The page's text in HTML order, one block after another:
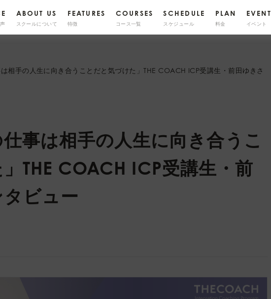
ABOUT US
スクールについて
FEATURES
特徴
COURSES
コース一覧
SCHEDULE
スケジュール
PLAN
料金
EVENT
イベント
は相手の人生に向き合うことだと気づけた」THE COACH ICP受講生・前田ゆきさ
仕事は相手の人生に向き合うこ
THE COACH ICP受講生・前
ビュー